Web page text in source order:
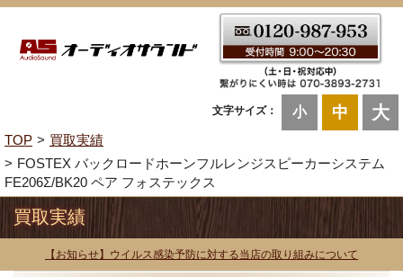
文字サイズ： 小 中 大
TOP
買取実績
FOSTEX バックロードホーンフルレンジスピーカーシステム
FE206Σ/BK20 ペア フォステックス
買取実績
【お知らせ】ウイルス感染予防に対する当店の取り組みについて